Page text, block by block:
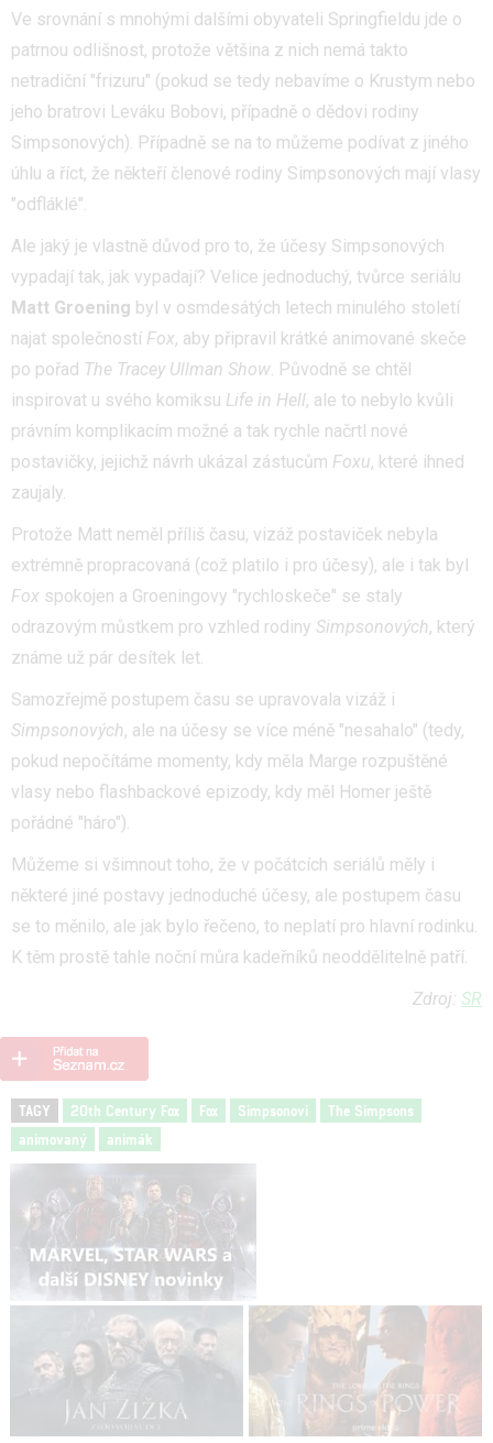
Ve srovnání s mnohými dalšími obyvateli Springfieldu jde o
patrnou odlišnost, protože většina z nich nemá takto
netradiční "frizuru" (pokud se tedy nebavíme o Krustym nebo
jeho bratrovi Leváku Bobovi, případně o dědovi rodiny
Simpsonových). Případně se na to můžeme podívat z jiného
úhlu a říct, že někteří členové rodiny Simpsonových mají vlasy
"odfláklé".
Ale jaký je vlastně důvod pro to, že účesy Simpsonových
vypadají tak, jak vypadají? Velice jednoduchý, tvůrce seriálu
Matt Groening byl v osmdesátých letech minulého století
najat společností Fox, aby připravil krátké animované skeče
po pořad The Tracey Ullman Show. Původně se chtěl
inspirovat u svého komiksu Life in Hell, ale to nebylo kvůli
právním komplikacím možné a tak rychle načrtl nové
postavičky, jejichž návrh ukázal zástucům Foxu, které ihned
zaujaly.
Protože Matt neměl příliš času, vizáž postaviček nebyla
extrémně propracovaná (což platilo i pro účesy), ale i tak byl
Fox spokojen a Groeningovy "rychloskeče" se staly
odrazovým můstkem pro vzhled rodiny Simpsonových, který
známe už pár desítek let.
Samozřejmě postupem času se upravovala vizáž i
Simpsonových, ale na účesy se více méně "nesahalo" (tedy,
pokud nepočítáme momenty, kdy měla Marge rozpuštěné
vlasy nebo flashbackové epizody, kdy měl Homer ještě
pořádné "háro").
Můžeme si všimnout toho, že v počátcích seriálů měly i
některé jiné postavy jednoduché účesy, ale postupem času
se to měnilo, ale jak bylo řečeno, to neplatí pro hlavní rodinku.
K těm prostě tahle noční můra kadeřníků neoddělitelně patří.
Zdroj: SR
TAGY 20th Century Fox Fox Simpsonovi
The Simpsons
animovaný
animák